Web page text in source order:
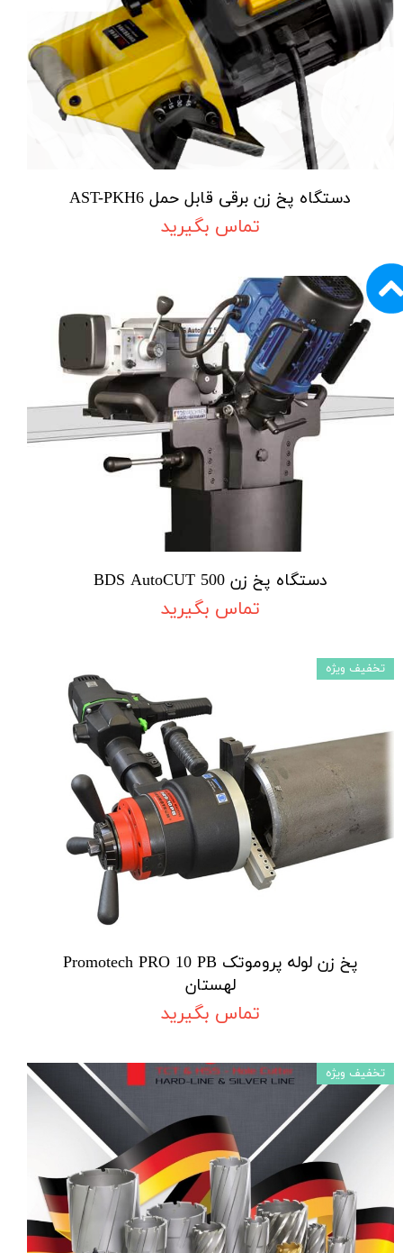
دستگاه پخ زن برقی قابل حمل AST-PKH6
تماس بگیرید
دستگاه پخ زن BDS AutoCUT 500
تماس بگیرید
پخ زن لوله پروموتک Promotech PRO 10 PB
لهستان
تماس بگیرید
تخفیف ویژه
تخفیف ویژه